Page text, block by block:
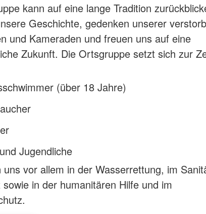
kann auf eine lange Tradition
Geschichte, gedenken unserer
und Kameraden und freuen uns auf eine
Zukunft. Die Ortsgruppe setzt sich zur
(über 18 Jahre)
Jugendliche
vor allem in der Wasserrettung, im
in der humanitären Hilfe und im